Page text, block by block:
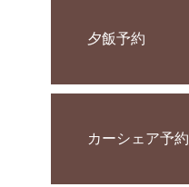
夕飯予約
カーシェア予約